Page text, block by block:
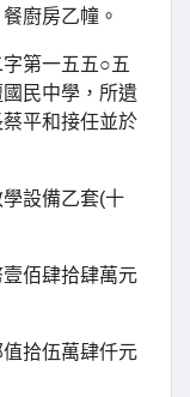
廚房乙幢。
第一五五○五
民中學，所遺
平和接任並於
設備乙套(十
佰肆拾肆萬元
拾伍萬肆仟元